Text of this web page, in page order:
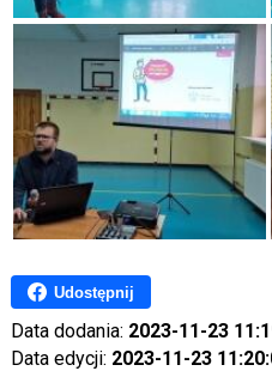
Udostępnij
Data dodania: 2023-11-23
Data edycji: 2023-11-23